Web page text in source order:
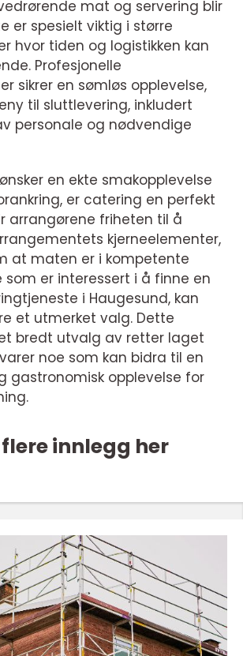
mat og servering blir
er spesielt viktig i større
hvor tiden og logistikken kan
Profesjonelle
sikrer en sømløs opplevelse,
til sluttlevering, inkludert
personale og nødvendige
en ekte smakopplevelse
er catering en perfekt
arrangørene friheten til å
kjerneelementer,
at maten er i kompetente
som er interessert i å finne en
i Haugesund, kan
et utmerket valg. Dette
bredt utvalg av retter laget
noe som kan bidra til en
gastronomisk opplevelse for
flere innlegg her